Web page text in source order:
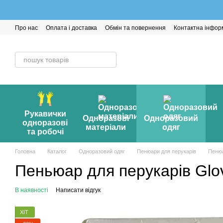
Про нас Оплата і доставка Обмін та повернення Контактна
Рукавички
одноразові
та робочі
Одноразові
матеріали
Одноразовий
одяг
Головна Каталог Одноразовий одяг Пенюари для перукарів
Пеньюар для перукарів
В наявності Написати відгук
ХІТ